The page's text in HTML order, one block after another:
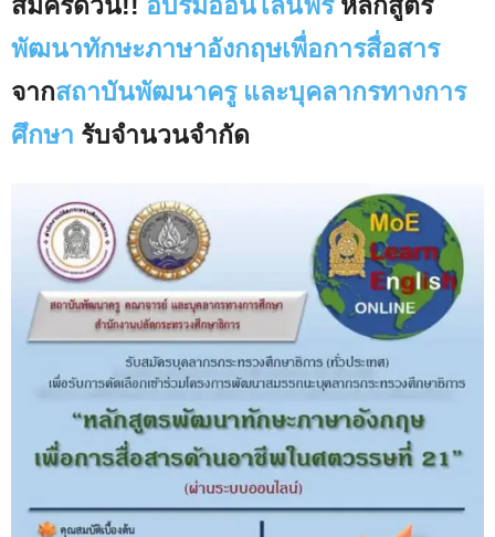
พัฒนาทักษะภาษาอังกฤษเพื่อการสื่อสาร
จากสถาบันพัฒนาครู และบุคลากรทางการ
ศึกษา รับจำนวนจำกัด